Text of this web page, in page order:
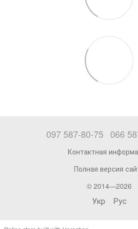
097 587-80-75 066
Контактная
Полная версия
© 2014—2026
Укр Рус